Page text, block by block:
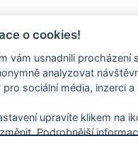
rozhlas
poruchy a výpadky
o cookies!
vám usnadnili procházení
analyzovat
pro sociální média, inzerci a
upravíte klikem na
Podrobnější